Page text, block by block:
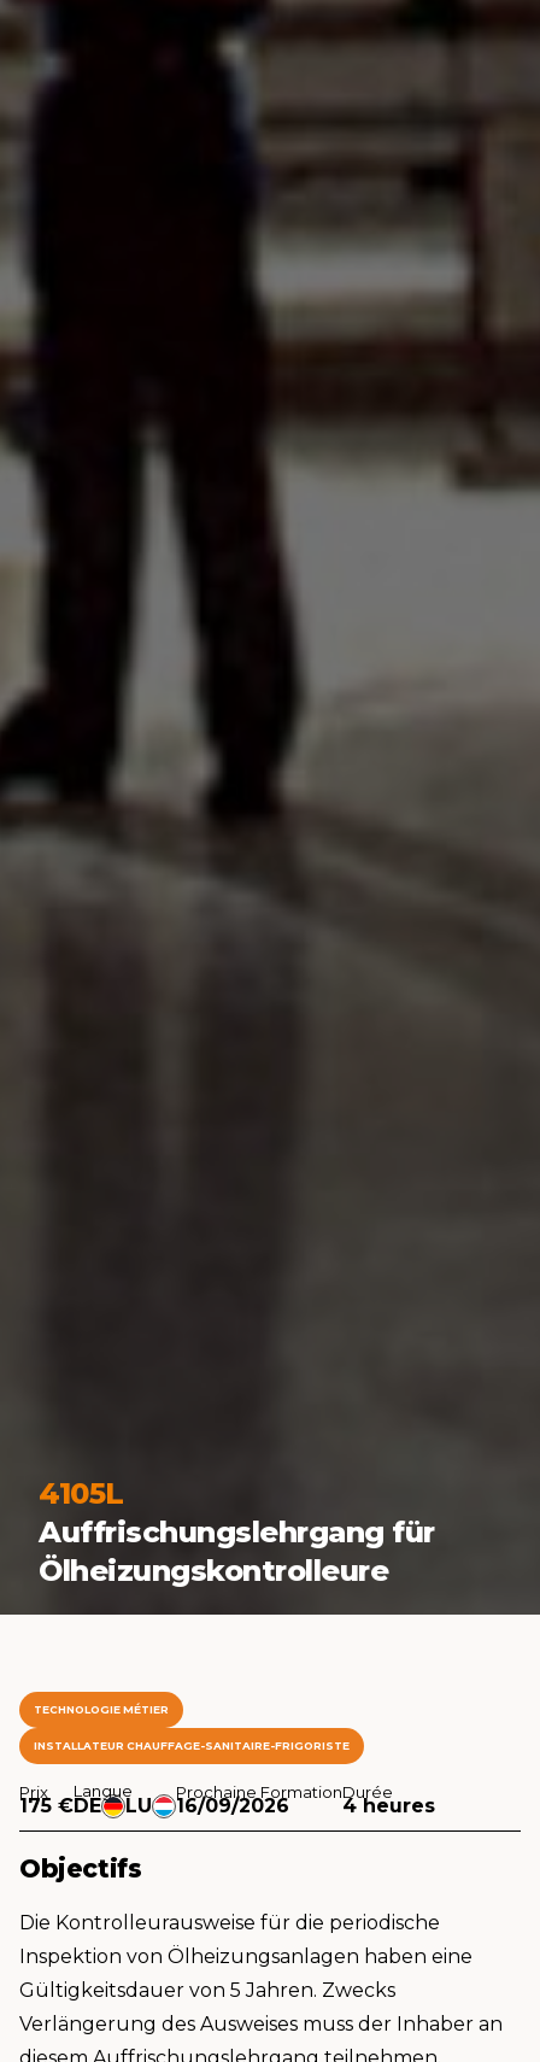
4105L
Auffrischungslehrgang für
Ölheizungskontrolleure
TECHNOLOGIE MÉTIER
INSTALLATEUR CHAUFFAGE-SANITAIRE-FRIGORISTE
Prix
175 €
Langue
DE LU
Prochaine Formation
16/09/2026
Durée
4 heures
Objectifs
Die Kontrolleurausweise für die periodische
Inspektion von Ölheizungsanlagen haben eine
Gültigkeitsdauer von 5 Jahren. Zwecks
Verlängerung des Ausweises muss der Inhaber an